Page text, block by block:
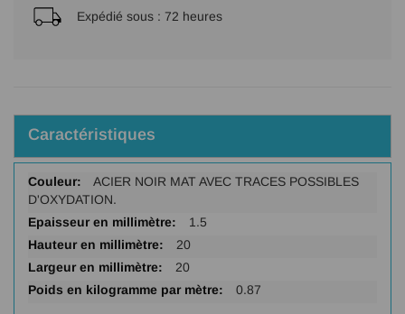
Expédié sous : 72 heures
Caractéristiques
Plus
d'infos
ACIER NOIR MAT AVEC TRACES POSSIBLES
D'OXYDATION.
1.5
20
20
0.87